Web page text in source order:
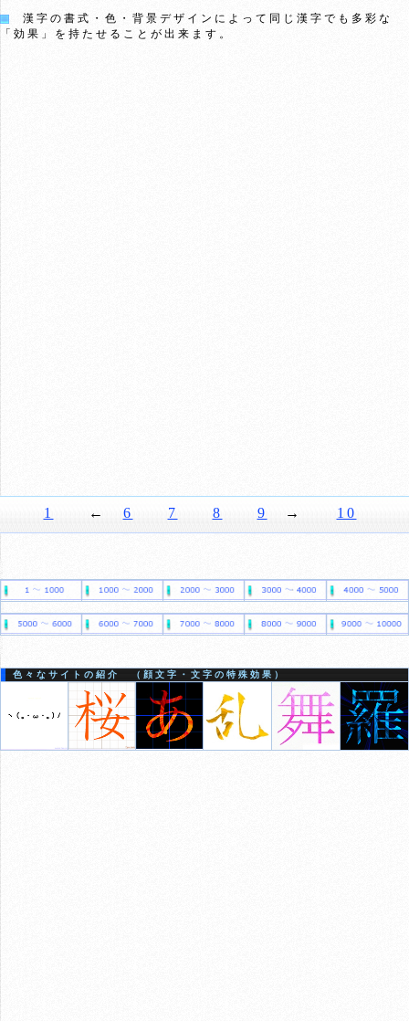
漢字の書式・色・背景デザインによって同じ漢字でも多彩な
「効果」を持たせることが出来ます。
1 ← 6 7 8 9 → 10
色々なサイトの紹介 （顔文字・文字の特殊効果）